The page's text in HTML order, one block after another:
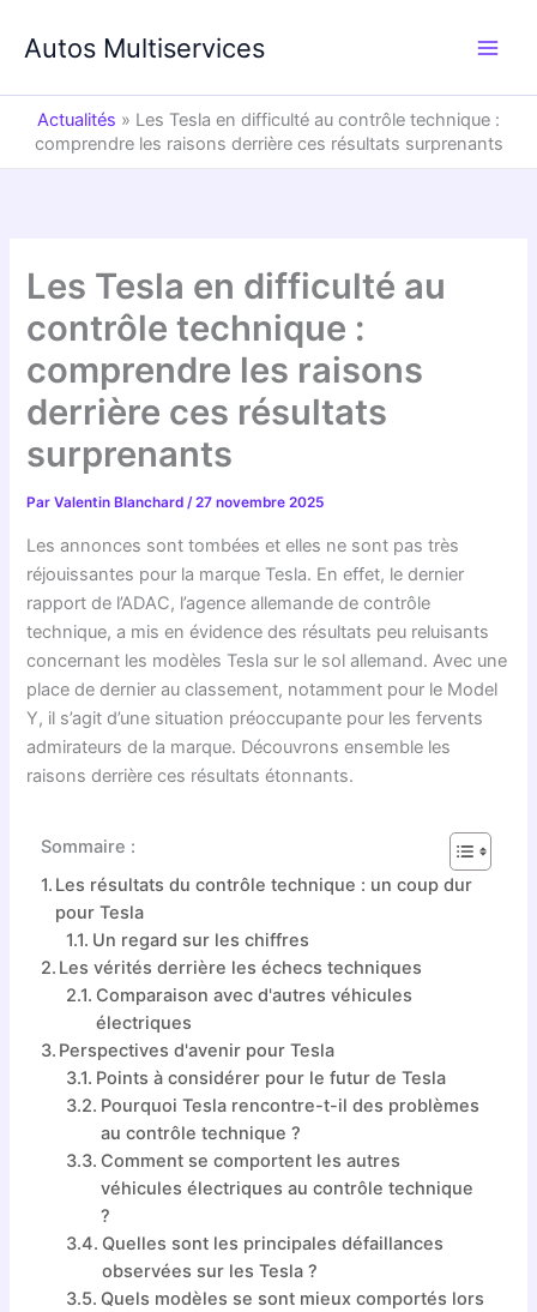
Autos Multiservices
Actualités » Les Tesla en difficulté au contrôle technique :
comprendre les raisons derrière ces résultats surprenants
Les Tesla en difficulté au
contrôle technique :
comprendre les raisons
derrière ces résultats
surprenants
ParValentin Blanchard/27 novembre 2025
Les annonces sont tombées et elles ne sont pas très
réjouissantes pour la marque Tesla. En effet, le dernier
rapport de l’ADAC, l’agence allemande de contrôle
technique, a mis en évidence des résultats peu reluisants
concernant les modèles Tesla sur le sol allemand. Avec une
place de dernier au classement, notamment pour le Model
Y, il s’agit d’une situation préoccupante pour les fervents
admirateurs de la marque. Découvrons ensemble les
raisons derrière ces résultats étonnants.
Sommaire :
Les résultats du contrôle technique : un coup dur
pour Tesla
Un regard sur les chiffres
Les vérités derrière les échecs techniques
Comparaison avec d'autres véhicules
électriques
Perspectives d'avenir pour Tesla
Points à considérer pour le futur de Tesla
Pourquoi Tesla rencontre-t-il des problèmes
au contrôle technique ?
Comment se comportent les autres
véhicules électriques au contrôle technique
?
Quelles sont les principales défaillances
observées sur les Tesla ?
Quels modèles se sont mieux comportés lors